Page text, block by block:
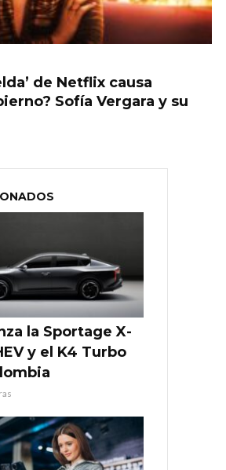
de Netflix causa
Sofía Vergara y su
la Sportage X-
y el K4 Turbo